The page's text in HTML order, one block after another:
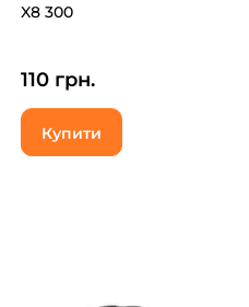
X8 300
110 грн.
Купити